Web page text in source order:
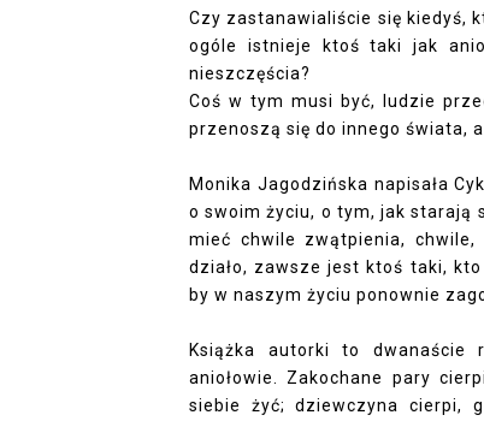
Czy zastanawialiście się kiedyś,
ogóle istnieje ktoś taki jak
nieszczęścia?
Coś w tym musi być, ludzie
przenoszą się do innego świata,
Monika Jagodzińska napisała
o swoim życiu, o tym, jak starają
mieć chwile zwątpienia,
działo, zawsze jest ktoś taki,
by w naszym życiu ponownie
Książka autorki to dwanaście
aniołowie. Zakochane pary
siebie żyć; dziewczyna cierpi,